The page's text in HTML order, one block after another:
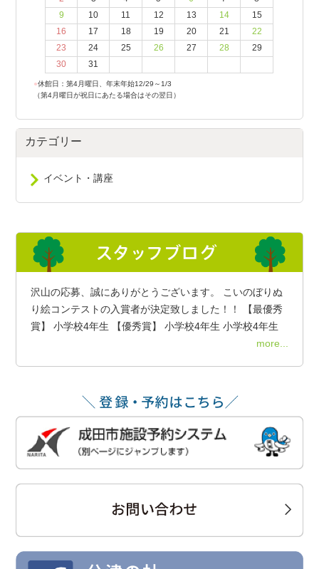
9
10 11 12 13 14
15
16
17 18 19 20 21
22
23
24 25 26 27 28
29
30
31
●休館日：第4月曜日、年末年始12/29～1/3
（第4月曜日が祝日にあたる場合はその翌日）
カテゴリー
イベント・講座
沢山の応募、誠にありがとうございます。 こいのぼりぬ
り絵コンテストの入賞者が決定致しました！！ 【最優秀
賞】 小学校4年生 【優秀賞】 小学校4年生 小学校4年生
more...